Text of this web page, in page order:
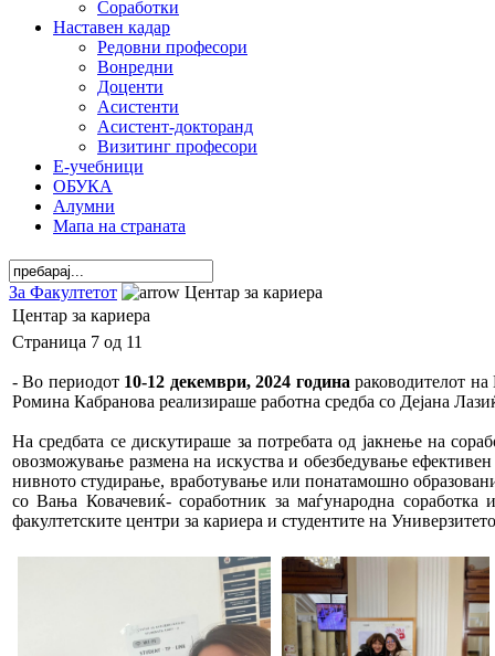
Соработки
Наставен кадар
Редовни професори
Вонредни
Доценти
Асистенти
Асистент-докторанд
Визитинг професори
Е-учебници
ОБУКА
Алумни
Мапа на страната
За Факултетот
Центар за кариера
Центар за кариера
Страница 7 од 11
- Во периодот 10-12 декември, 2024 годинараководителот
Ромина Кабранова реализираше работна средба со Дејана
На средбата се дискутираше за потребата од јакнење на
овозможување размена на искуства и обезбедување
нивното студирање, вработување или понатамошно
со Вања Ковачевиќ- соработник за маѓународна соработка
факултетските центри за кариера и студентите на